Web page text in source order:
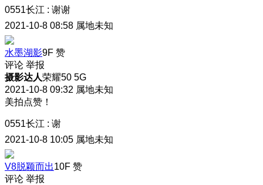
0551长江 : 谢谢
2021-10-8 08:58 属地未知
水墨湖影9F 赞
评论 举报
摄影达人荣耀50 5G
2021-10-8 09:32 属地未知
美拍点赞！
0551长江 : 谢
2021-10-8 10:05 属地未知
V8脱颖而出10F 赞
评论 举报